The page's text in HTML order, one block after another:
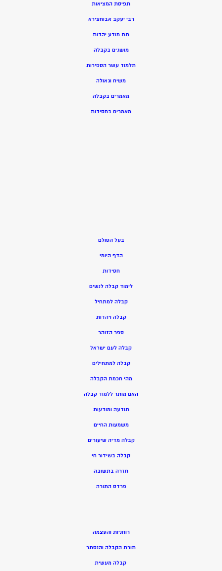
תפיסת המציאות
רבי יעקב אבוחצירא
תת מודע יהדות
מושגים בקבלה
תלמוד עשר הספירות
משיח וגאולה
מאמרים בקבלה
מאמרים בחסידות
בעל הסולם
הדף היומי
חסידות
לימוד קבלה לנשים
קבלה למתחיל
קבלה ויהדות
ספר הזוהר
קבלה לעם ישראל
קבלה למתחילים
מהי חכמת הקבלה
האם מותר ללמוד קבלה
תודעה ומודעות
משמעות החיים
קבלה מדיה שיעורים
קבלה בשידור חי
חזרה בתשובה
פרדס התורה
רוחניות והעצמה
תורת הקבלה והנסתר
קבלה מעשית